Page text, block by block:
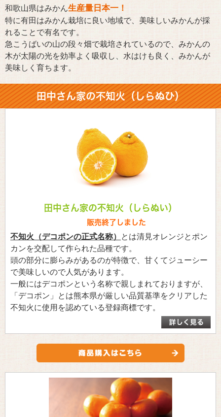
和歌山県はみかん生産量日本一！
特に有田はみかん栽培に良い地域で、美味しいみかんが採
れることで有名です。
急こうばいの山の段々畑で栽培されているので、みかんの
木が太陽の光を効率よく吸収し、水はけも良く、みかんが
美味しく育ちます。
田中さん家の不知火（しらぬひ）
田中さん家の不知火（しらぬい）
販売終了しました
不知火（デコポンの正式名称）
とは清見オレンジとポン
カンを交配して作られた品種です。
頭の部分に膨らみがあるのが特徴で、甘くてジューシー
で美味しいので人気があります。
一般にはデコポンという名称で親しまれておりますが、
「デコポン」とは熊本県が厳しい品質基準をクリアした
不知火に使用を認めている登録商標です。